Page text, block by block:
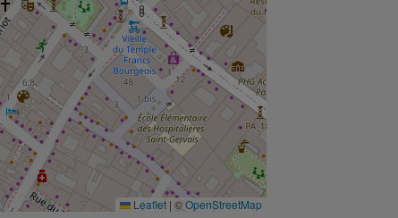
Leaflet | ©OpenStreetMap